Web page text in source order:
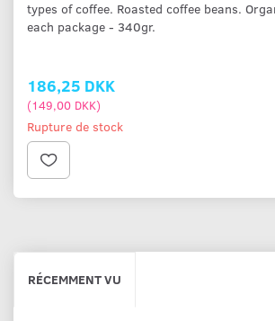
types of coffee. Roasted coffee beans.
each package - 340gr.
186,25 DKK
(149,00 DKK)
Rupture de stock
RÉCEMMENT VU